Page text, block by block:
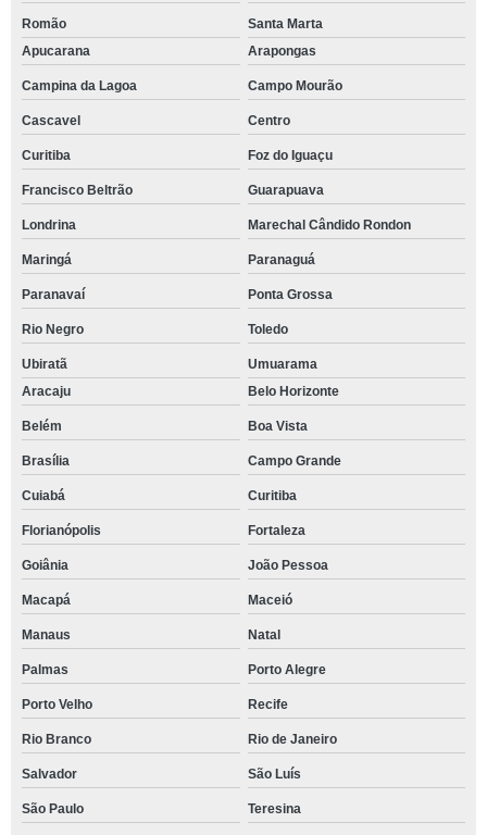
Romão
Santa Marta
Apucarana
Arapongas
Campina da Lagoa Campo Mourão
Cascavel Centro
Curitiba Foz do Iguaçu
Francisco Beltrão Guarapuava
Londrina Marechal Cândido Rondon
Maringá Paranaguá
Paranavaí Ponta Grossa
Rio Negro Toledo
Ubiratã
Umuarama
Aracaju
Belo Horizonte
Belém Boa Vista
Brasília Campo Grande
Cuiabá Curitiba
Florianópolis Fortaleza
Goiânia João Pessoa
Macapá Maceió
Manaus Natal
Palmas Porto Alegre
Porto Velho Recife
Rio Branco Rio de Janeiro
Salvador São Luís
São Paulo Teresina